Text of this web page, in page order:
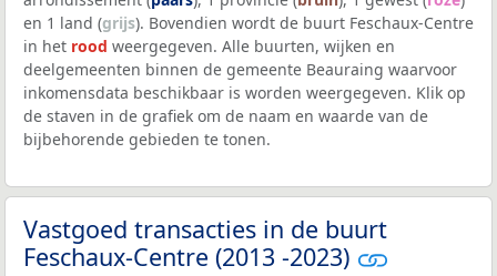
en 1 land (grijs). Bovendien wordt de buurt Feschaux-Centre
in het rood weergegeven. Alle buurten, wijken en
deelgemeenten binnen de gemeente Beauraing waarvoor
inkomensdata beschikbaar is worden weergegeven. Klik op
de staven in de grafiek om de naam en waarde van de
bijbehorende gebieden te tonen.
Vastgoed transacties in de buurt
Feschaux-Centre (2013 -2023)